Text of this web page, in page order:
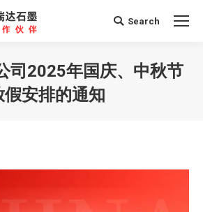
Search:
Search
司2025年国庆、中秋节
假安排的通知